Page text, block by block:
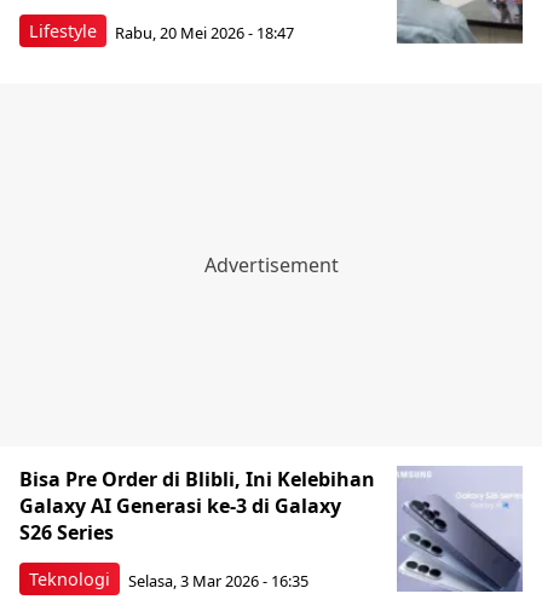
Lifestyle Rabu, 20 Mei 2026 - 18:47
Teknologi
Bisa Pre Order di Blibli, Ini Kelebihan
Galaxy AI Generasi ke-3 di Galaxy
S26 Series
Selasa, 3 Mar 2026 - 16:35